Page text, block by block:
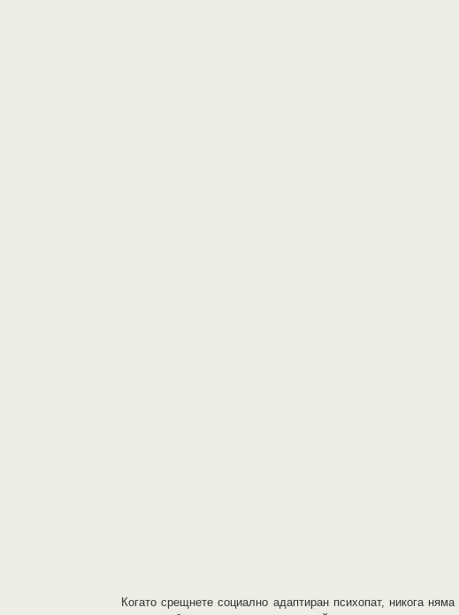
Когато срещнете социално адаптиран психопат, никога